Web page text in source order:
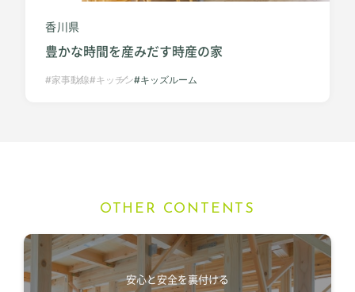
香川県
豊かな時間を産みだす時産の家
家事動線 キッチン キッズルーム
OTHER CONTENTS
安心と安全を裏付ける